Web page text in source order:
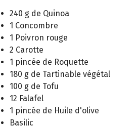
240 g de Quinoa
1 Concombre
1 Poivron rouge
2 Carotte
1 pincée de Roquette
180 g de Tartinable végétal
100 g de Tofu
12 Falafel
1 pincée de Huile d'olive
Basilic